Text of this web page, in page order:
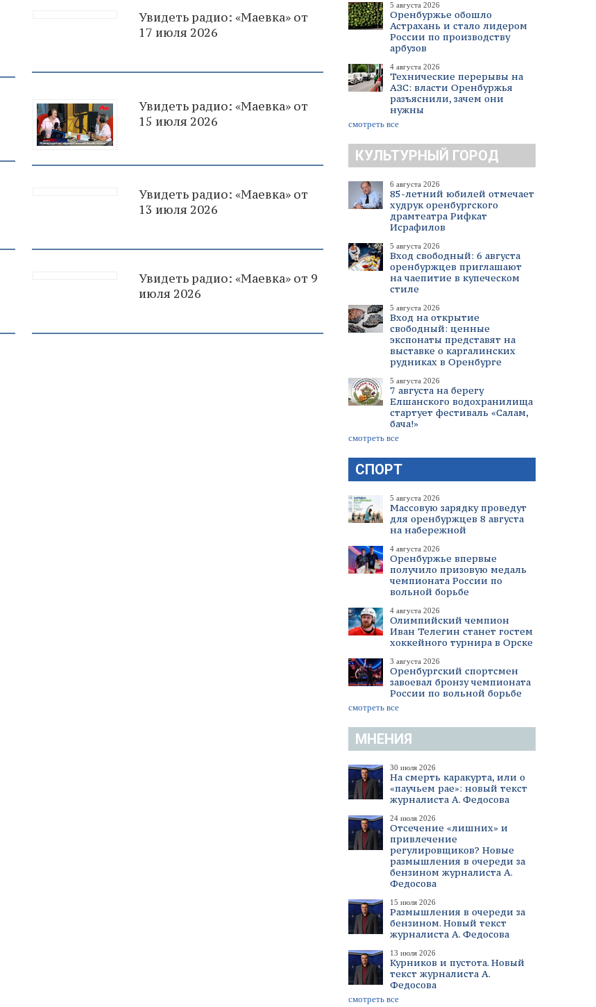
5 августа 2026
Оренбуржье обошло
Астрахань и стало лидером
России по производству
арбузов
4 августа 2026
Технические перерывы на
АЗС: власти Оренбуржья
разъяснили, зачем они
нужны
смотреть все
КУЛЬТУРНЫЙ ГОРОД
6 августа 2026
85-летний юбилей отмечает
худрук оренбургского
драмтеатра Рифкат
Исрафилов
5 августа 2026
Вход свободный: 6 августа
оренбуржцев приглашают
на чаепитие в купеческом
стиле
5 августа 2026
Вход на открытие
свободный: ценные
экспонаты представят на
выставке о каргалинских
рудниках в Оренбурге
5 августа 2026
7 августа на берегу
Елшанского водохранилища
стартует фестиваль «Салам,
бача!»
смотреть все
СПОРТ
5 августа 2026
Массовую зарядку проведут
для оренбуржцев 8 августа
на набережной
4 августа 2026
Оренбуржье впервые
получило призовую медаль
чемпионата России по
вольной борьбе
4 августа 2026
Олимпийский чемпион
Иван Телегин станет гостем
хоккейного турнира в Орске
3 августа 2026
Оренбургский спортсмен
завоевал бронзу чемпионата
России по вольной борьбе
смотреть все
МНЕНИЯ
30 июля 2026
На смерть каракурта, или о
«паучьем рае»: новый текст
журналиста А. Федосова
24 июля 2026
Отсечение «лишних» и
привлечение
регулировщиков? Новые
размышления в очереди за
бензином журналиста А.
Федосова
15 июля 2026
Размышления в очереди за
бензином. Новый текст
журналиста А. Федосова
13 июля 2026
Курников и пустота. Новый
текст журналиста А.
Федосова
смотреть все
Увидеть радио: «Маевка» от
17 июля 2026
Увидеть радио: «Маевка» от
15 июля 2026
Увидеть радио: «Маевка» от
13 июля 2026
Увидеть радио: «Маевка» от 9
июля 2026